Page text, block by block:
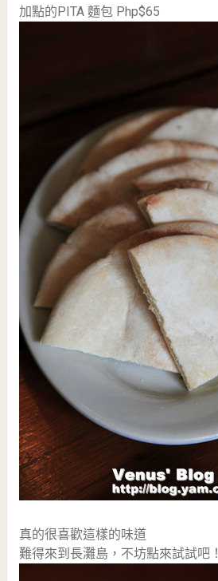
加點的PITA 麵包 Php$65
真的很喜歡這樣的味道
難得來到長灘島，不坊點來試試吧！